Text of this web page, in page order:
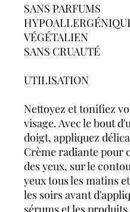
SANS PARFUMS
VÉGÉTALIEN
SANS CRUAUTÉ
UTILISATION
Nettoyez et tonifiez
visage. Avec le bout
doigt, appliquez
Crème radiante pour
des yeux, sur le
yeux tous les matins
les soirs avant
sérums et les produits